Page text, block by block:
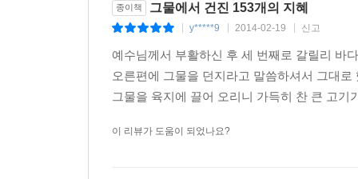
종이책 그물에서 건진 153개의 지혜
y*****9 2014-02-19 신고
예수님께서 부활하신 후 세 번째로 갈릴리 바
오른편에 그물을 던지라고 말씀하셔서 그대
그물을 육지에 끌어 오리니 가득히 찬 큰 고
이 리뷰가 도움이 되었나요?